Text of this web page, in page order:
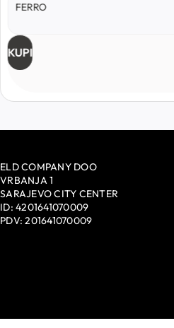
FERRO
KUPI
ELD COMPANY DOO
VRBANJA 1
SARAJEVO CITY CENTER
ID: 4201641070009
PDV: 201641070009